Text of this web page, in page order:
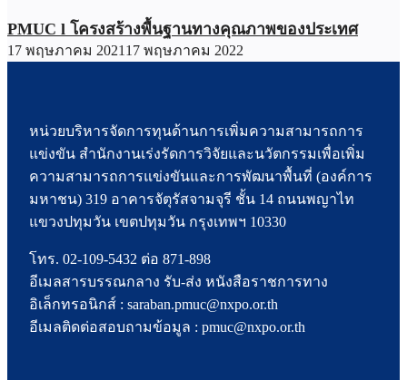
PMUC l โครงสร้างพื้นฐานทางคุณภาพของประเทศ
17 พฤษภาคม 2021 17 พฤษภาคม 2022
หน่วยบริหารจัดการทุนด้านการเพิ่มความสามารถการ
แข่งขัน สำนักงานเร่งรัดการวิจัยและนวัตกรรมเพื่อเพิ่ม
ความสามารถการแข่งขันและการพัฒนาพื้นที่ (องค์การ
มหาชน) 319 อาคารจัตุรัสจามจุรี ชั้น 14 ถนนพญาไท
แขวงปทุมวัน เขตปทุมวัน กรุงเทพฯ 10330
โทร. 02-109-5432 ต่อ 871-898
อีเมลสารบรรณกลาง รับ-ส่ง หนังสือราชการทาง
อิเล็กทรอนิกส์ : saraban.pmuc@nxpo.or.th
อีเมลติดต่อสอบถามข้อมูล : pmuc@nxpo.or.th